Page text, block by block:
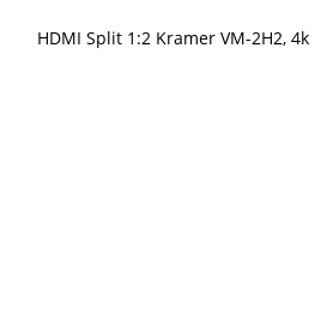
HDMI Split 1:2 Kramer VM-2H2, 4k